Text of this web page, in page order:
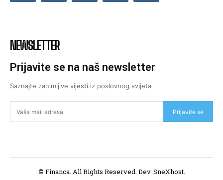
NEWSLETTER
Prijavite se na naš newsletter
Saznajte zanimljive vijesti iz poslovnog svijeta
Prijavite se
© Financa. All Rights Reserved. Dev. SneXhost.